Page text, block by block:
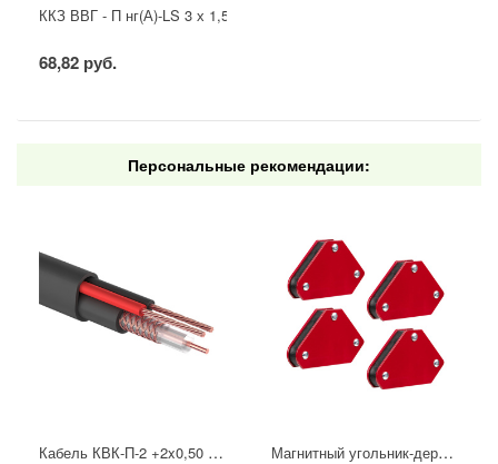
ККЗ ВВГ - П нг(А)-LS 3 х 1,5 ГОСТ
68,82 руб.
Персональные рекомендации:
Кабель КВК-П-2 +2x0,50 мм² (Cu/CCA) (96) черный, 200 м, PROconnect Магнитный угольник-держатель для сварки набор 4 шт. на 4 кг REXANT